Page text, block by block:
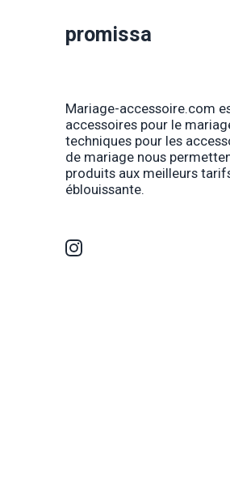
promissa
Mariage-accessoire.com
accessoires pour le
techniques pour les
de mariage nous
produits aux meilleurs
éblouissante.